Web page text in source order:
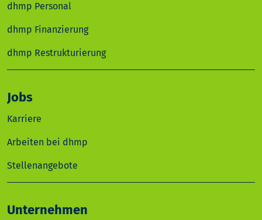
dhmp Personal
dhmp Finanzierung
dhmp Restrukturierung
Jobs
Karriere
Arbeiten bei dhmp
Stellenangebote
Unternehmen